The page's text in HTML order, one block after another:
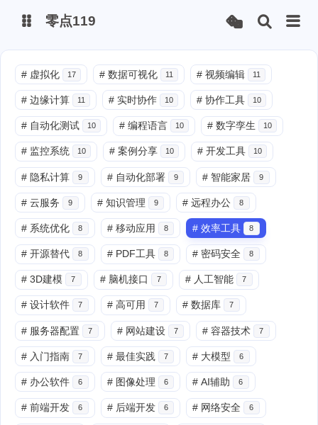
微博
抖音
零点119
# 虚拟化 17 # 数据可视化 11 # 视频编辑 11
# 边缘计算 11 # 实时协作 10 # 协作工具 10
# 自动化测试 10 # 编程语言 10 # 数字孪生 10
# 监控系统 10 # 案例分享 10 # 开发工具 10
# 隐私计算 9 # 自动化部署 9 # 智能家居 9
# 云服务 9 # 知识管理 9 # 远程办公 8
# 系统优化 8 # 移动应用 8 # 效率工具 8
# 开源替代 8 # PDF工具 8 # 密码安全 8
# 3D建模 7 # 脑机接口 7 # 人工智能 7
# 设计软件 7 # 高可用 7 # 数据库 7
# 服务器配置 7 # 网站建设 7 # 容器技术 7
# 入门指南 7 # 最佳实践 7 # 大模型 6
# 办公软件 6 # 图像处理 6 # AI辅助 6
# 前端开发 6 # 后端开发 6 # 网络安全 6